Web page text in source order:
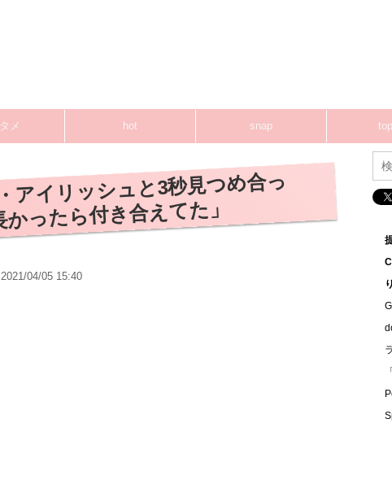
メ hot snap
アイリッシュと3秒見つめ合っ
ったら付き合えてた」
2021/04/05 15:40